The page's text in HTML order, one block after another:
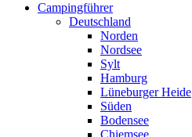
Campingführer
Deutschland
Norden
Nordsee
Sylt
Hamburg
Lüneburger Heide
Süden
Bodensee
Chiemsee